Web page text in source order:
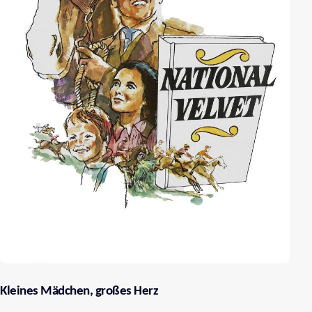
Kleines Mädchen, großes Herz